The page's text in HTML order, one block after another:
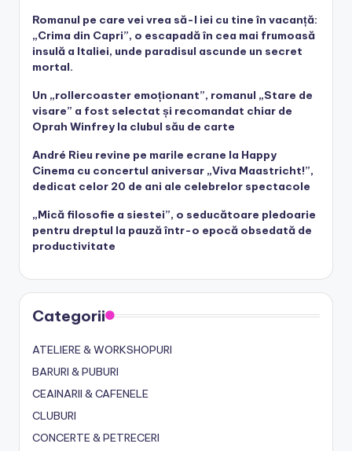
Romanul pe care vei vrea să-l iei cu tine în vacanță:
„Crima din Capri”, o escapadă în cea mai frumoasă
insulă a Italiei, unde paradisul ascunde un secret
mortal.
Un „rollercoaster emoționant”, romanul „Stare de
visare” a fost selectat și recomandat chiar de
Oprah Winfrey la clubul său de carte
André Rieu revine pe marile ecrane la Happy
Cinema cu concertul aniversar „Viva Maastricht!”,
dedicat celor 20 de ani ale celebrelor spectacole
„Mică filosofie a siestei”, o seducătoare pledoarie
pentru dreptul la pauză într-o epocă obsedată de
productivitate
Categorii
ATELIERE & WORKSHOPURI
BARURI & PUBURI
CEAINARII & CAFENELE
CLUBURI
CONCERTE & PETRECERI